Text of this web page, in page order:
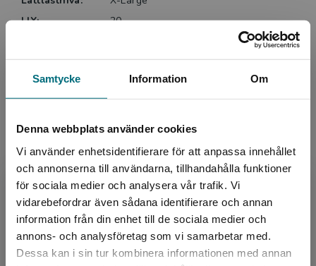
Samtycke Information Om
Denna webbplats använder cookies
Vi använder enhetsidentifierare för att anpassa innehållet
och annonserna till användarna, tillhandahålla funktioner
för sociala medier och analysera vår trafik. Vi
vidarebefordrar även sådana identifierare och annan
information från din enhet till de sociala medier och
annons- och analysföretag som vi samarbetar med.
Dessa kan i sin tur kombinera informationen med annan
Begränsad fraktregion
LIX:
20
Utgivningsår:
2024
Artikelnummer:
47192-EB01
Upplaga:
Första
Upphovspersoner